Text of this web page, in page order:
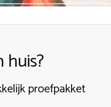
proefpakket